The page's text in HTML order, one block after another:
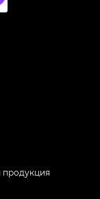
продукция